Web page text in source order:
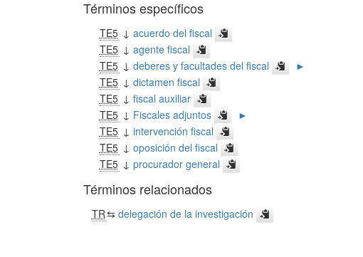
Términos específicos
TE5 ↓ acuerdo del fiscal
TE5 ↓ agente fiscal
TE5 ↓ deberes y facultades del fiscal
►
TE5 ↓ dictamen fiscal
TE5 ↓ fiscal auxiliar
TE5 ↓ Fiscales adjuntos
►
TE5 ↓ intervención fiscal
TE5 ↓ oposición del fiscal
TE5 ↓ procurador general
Términos relacionados
TR⇆ delegación de la investigación